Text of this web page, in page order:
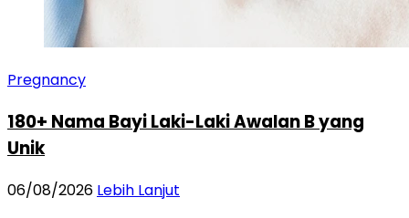
Pregnancy
180+ Nama Bayi Laki-Laki Awalan B yang
Unik
06/08/2026 Lebih Lanjut